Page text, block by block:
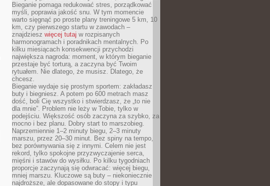
Bieganie pomaga redukować stres, porządkować
myśli, poprawia jakość snu. W tym momencie
warto sięgnąć po proste plany treningowe 5 km, 10
km, czy pierwszego startu w zawodach –
znajdziesz więcej tutaj w rozpisanych
harmonogramach i poradnikach mentalnych. Po
kilku miesiącach konsekwencji przychodzi
największa nagroda: moment, w którym bieganie
przestaje być torturą, a zaczyna być Twoim
rytuałem. Nie dlatego, że musisz. Dlatego, że
chcesz.
Bieganie wydaje się prostym sportem: zakładasz
buty i biegniesz. A potem po 600 metrach masz
dość, boli Cię wszystko i stwierdzasz, że „to nie
dla mnie”. Problem nie leży w Tobie, tylko w
podejściu. Większość osób zaczyna za szybko, za
mocno i bez planu. Dobry start to marszobieg.
Naprzemiennie 1–2 minuty biegu, 2–3 minuty
marszu, przez 20–30 minut. Bez spiny na tempo,
bez porównywania się z innymi. Celem nie jest
rekord, tylko spokojne przyzwyczajenie serca,
mięśni i stawów do wysiłku. Po kilku tygodniach
proporcje zaczynają się odwracać: więcej biegu,
mniej marszu. Kluczowe są buty – niekoniecznie
najdroższe, ale dopasowane do stopy i typu